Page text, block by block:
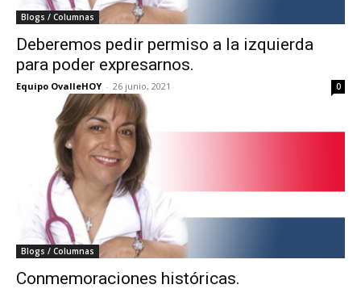
Blogs / Columnas
Deberemos pedir permiso a la izquierda
para poder expresarnos.
Equipo OvalleHOY - 26 junio, 2021 0
Blogs / Columnas
Conmemoraciones históricas.